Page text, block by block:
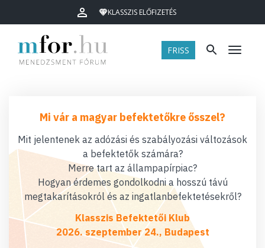
KLASSZIS ELŐFIZETÉS
FRISS Menü
Mi vár a magyar befektetőkre ősszel?
Mit jelentenek az adózási és szabályozási változások
a befektetők számára?
Merre tart az állampapírpiac?
Hogyan érdemes gondolkodni a hosszú távú
megtakarításokról és az ingatlanbefektetésekről?
Klasszis Befektetői Klub
2026. szeptember 24., Budapest